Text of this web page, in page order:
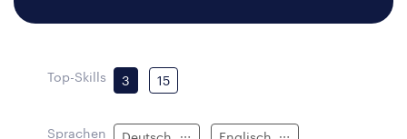
Top-Skills 3 15
Sprachen